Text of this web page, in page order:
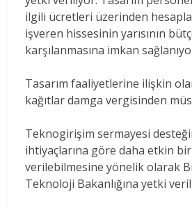
ilgili ücretleri üzerinden
işveren hissesinin yarısının
karşılanmasına imkan
Tasarım faaliyetlerine ilişkin
kağıtlar damga vergisinden
Teknogirişim sermayesi
ihtiyaçlarına göre daha etkin
verilebilmesine yönelik olarak
Teknoloji Bakanlığına yetki